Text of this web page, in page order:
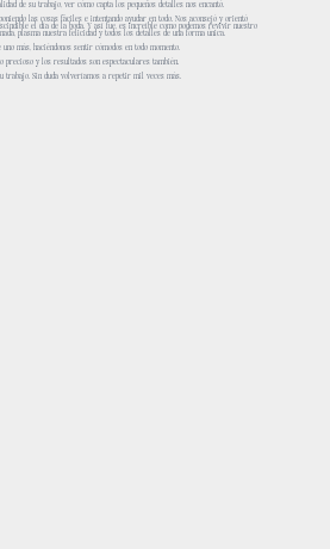
de su trabajo, ver cómo capta los pequeños detalles nos encantó.
las cosas fáciles e intentando ayudar en todo. Nos aconsejó y orientó
el día de la boda. Y así fue, es increíble como podemos revivir nuestro
plasma nuestra felicidad y todos los detalles de una forma única.
más, haciéndonos sentir cómodos en todo momento.
precioso y los resultados son espectaculares también.
trabajo. Sin duda volveríamos a repetir mil veces más.